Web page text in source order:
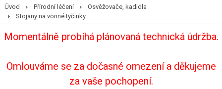
Úvod Přírodní léčení
Osvěžovače, kadidla
Stojany na vonné tyčinky
Momentálně probíhá plánovaná technická údržba.
Omlouváme se za dočasné omezení a děkujeme
za vaše pochopení.